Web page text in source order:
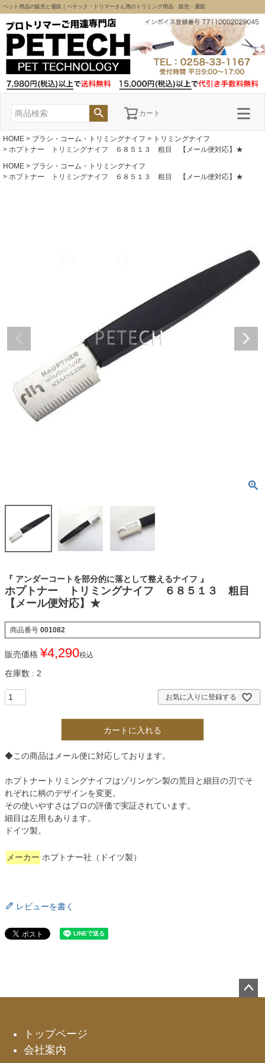
ペット用品の販売と通販｜ペテック・トリマーさん用のトリミング用品 販売・通販
カート
HOME ブラシ・コーム・トリミングナイフ
トリミングナイフ
ホプトナー トリミングナイフ ６８５１３ 粗目 【メール便対応】★
HOME
ブラシ・コーム・トリミングナイフ
ホプトナー トリミングナイフ ６８５１３ 粗目 【メール便対応】★
『 アンダーコートを部分的に落として整えるナイフ 』
ホプトナー トリミングナイフ ６８５１３ 粗目
【メール便対応】★
商品番号 001082
販売価格 ¥4,290税込
在庫数 2
お気に入りに登録する
カートに入れる
◆この商品はメール便に対応しております。
ホプトナートリミングナイフはゾリンゲン製の荒目と細目の刃でそ
れぞれに柄のデザインを変更。
その使いやすさはプロの評価で実証されています。
細目は左用もあります。
ドイツ製。
メーカー ホプトナー社（ドイツ製）
レビューを書く
トップページ
会社案内